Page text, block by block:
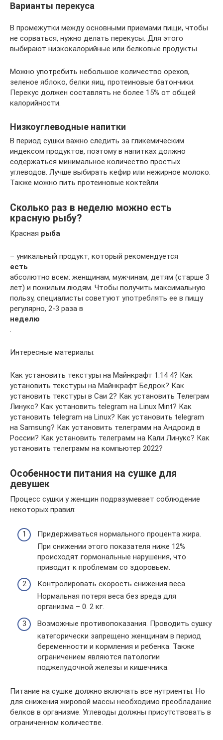
Варианты перекуса
В промежутки между основными приемами пищи, чтобы
не сорваться, нужно делать перекусы. Для этого
выбирают низкокалорийные или белковые продукты.
Можно употребить небольшое количество орехов,
зеленое яблоко, белки яиц, протеиновые батончики.
Перекус должен составлять не более 15% от общей
калорийности.
Низкоуглеводные напитки
В период сушки важно следить за гликемическим
индексом продуктов, поэтому в напитках должно
содержаться минимальное количество простых
углеводов. Лучше выбирать кефир или нежирное молоко.
Также можно пить протеиновые коктейли.
Сколько раз в неделю можно есть
красную рыбу?
Красная рыба
– уникальный продукт, который рекомендуется
есть
абсолютно всем: женщинам, мужчинам, детям (старше 3
лет) и пожилым людям. Чтобы получить максимальную
пользу, специалисты советуют употреблять ее в пищу
регулярно, 2-3 раза в
неделю
.
Интересные материалы:
Как установить текстуры на Майнкрафт 1.14 4? Как
установить текстуры на Майнкрафт Бедрок? Как
установить текстуры в Саи 2? Как установить Телеграм
Линукс? Как установить telegram на Linux Mint? Как
установить telegram на Linux? Как установить telegram
на Samsung? Как установить телеграмм на Андроид в
России? Как установить телеграмм на Кали Линукс? Как
установить телеграмм на компьютер 2022?
Особенности питания на сушке для
девушек
Процесс сушки у женщин подразумевает соблюдение
некоторых правил:
Придерживаться нормального процента жира.
При снижении этого показателя ниже 12%
происходят гормональные нарушения, что
приводит к проблемам со здоровьем.
Контролировать скорость снижения веса.
Нормальная потеря веса без вреда для
организма – 0. 2 кг.
Возможные противопоказания. Проводить сушку
категорически запрещено женщинам в период
беременности и кормления и ребенка. Также
ограничением являются патологии
поджелудочной железы и кишечника.
Питание на сушке должно включать все нутриенты. Но
для снижения жировой массы необходимо преобладание
белков в организме. Углеводы должны присутствовать в
ограниченном количестве.